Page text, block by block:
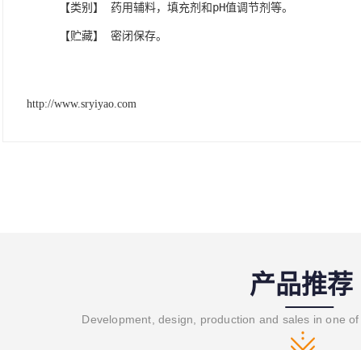
【类别】 药用辅料，填充剂和pH值调节剂等。
【贮藏】 密闭保存。
http://www.sryiyao.com
产品推荐
Development, design, production and sales in one